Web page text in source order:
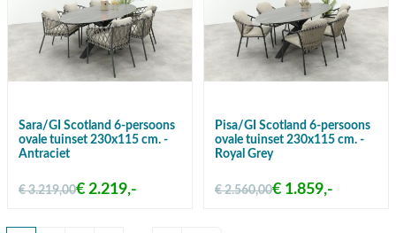
Sara/GI Scotland 6-persoons
ovale tuinset 230x115 cm. -
Antraciet
€ 3.219,00€ 2.219,-
Pisa/GI Scotland 6-persoons
ovale tuinset 230x115 cm. -
Royal Grey
€ 2.560,00€ 1.859,-